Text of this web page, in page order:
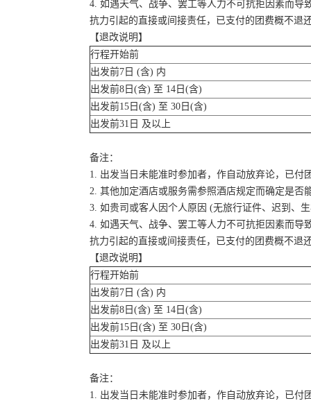
4. 如遇天气、战争、罢工等人力不可抗拒因素而
抗力引起的直接或间接责任，已支付的团费概不退
【退改说明】
行程开始前
出发前7日 (含) 内
出发前8日(含) 至 14日(含)
出发前15日(含) 至 30日(含)
出发前31日 及以上
备注：
1. 出发当日未能准时参加者，作自动放弃论，已付
2. 其他加定酒店或服务需参照酒店规定而确定是否
3. 如贵司或客人因个人原因 (无旅行证件、迟到、
4. 如遇天气、战争、罢工等人力不可抗拒因素而
抗力引起的直接或间接责任，已支付的团费概不退
【退改说明】
行程开始前
出发前7日 (含) 内
出发前8日(含) 至 14日(含)
出发前15日(含) 至 30日(含)
出发前31日 及以上
备注：
1. 出发当日未能准时参加者，作自动放弃论，已付